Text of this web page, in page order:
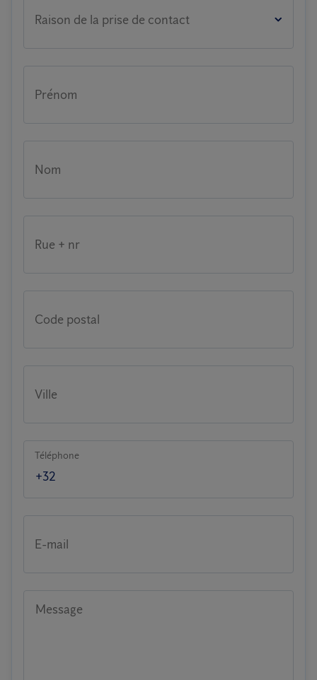
Raison de la prise de contact
Prénom
Nom
Rue + nr
Code postal
Ville
Téléphone
E-mail
Message